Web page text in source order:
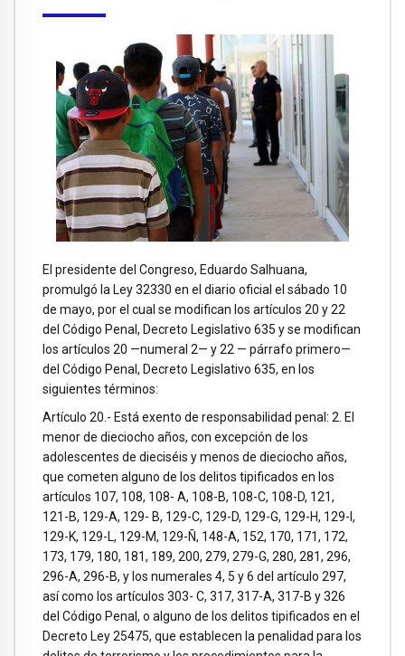
El presidente del Congreso, Eduardo Salhuana,
promulgó la Ley 32330 en el diario oficial el sábado 10
de mayo, por el cual se modifican los artículos 20 y 22
del Código Penal, Decreto Legislativo 635 y se modifican
los artículos 20 —numeral 2— y 22 — párrafo primero—
del Código Penal, Decreto Legislativo 635, en los
siguientes términos:
Artículo 20.- Está exento de responsabilidad penal: 2. El
menor de dieciocho años, con excepción de los
adolescentes de dieciséis y menos de dieciocho años,
que cometen alguno de los delitos tipificados en los
artículos 107, 108, 108- A, 108-B, 108-C, 108-D, 121,
121-B, 129-A, 129- B, 129-C, 129-D, 129-G, 129-H, 129-I,
129-K, 129-L, 129-M, 129-Ñ, 148-A, 152, 170, 171, 172,
173, 179, 180, 181, 189, 200, 279, 279-G, 280, 281, 296,
296-A, 296-B, y los numerales 4, 5 y 6 del artículo 297,
así como los artículos 303- C, 317, 317-A, 317-B y 326
del Código Penal, o alguno de los delitos tipificados en el
Decreto Ley 25475, que establecen la penalidad para los